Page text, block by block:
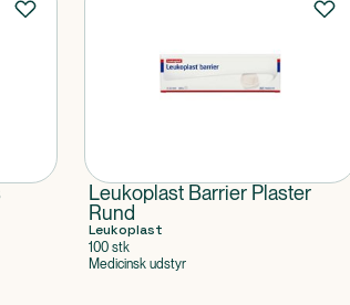
Leukoplast Barrier Plaster
Rund
Leukoplast
100 stk
Medicinsk udstyr